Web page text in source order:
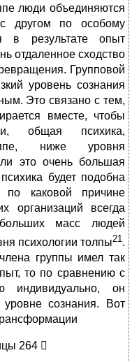
люди объединяются
другом по особому
в результате опыт
отдаленное сходство
Групповой
уровень сознания
Это связано с тем,
вместе, чтобы
общая психика,
ниже уровня
это очень большая
будет подобна
по каковой причине
организаций всегда
масс людей
психологии толпы21.
группы имел так
то по сравнению с
индивидуально, он
сознания. Вот
264 